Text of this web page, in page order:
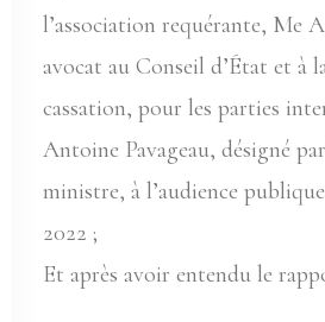
l’association requérante, Me
avocat au Conseil d’État et à
cassation, pour les parties
Antoine Pavageau, désigné
ministre, à l’audience
2022 ;
Et après avoir entendu le